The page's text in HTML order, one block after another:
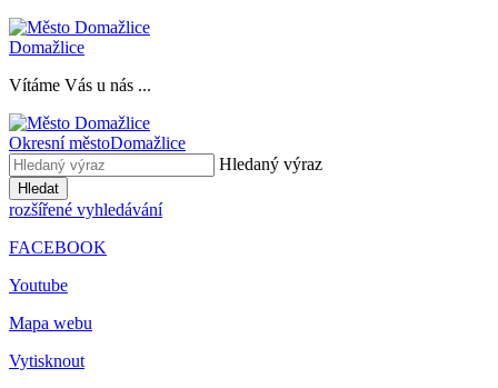
Domažlice
Vítáme Vás u nás ...
Okresní městoDomažlice
Hledaný výraz
Hledat
rozšířené vyhledávání
FACEBOOK
Youtube
Mapa webu
Vytisknout